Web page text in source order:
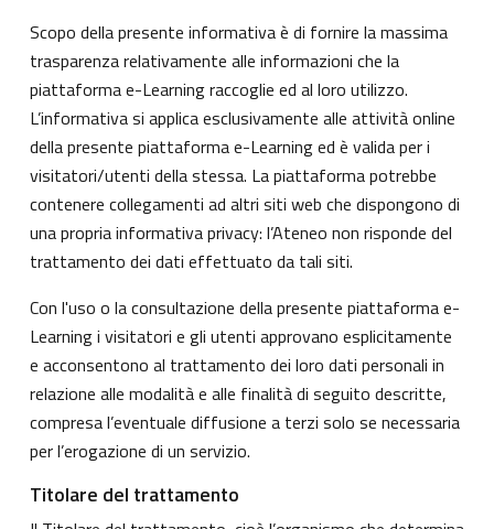
Scopo della presente informativa è di fornire la massima
trasparenza relativamente alle informazioni che la
piattaforma e-Learning raccoglie ed al loro utilizzo.
L’informativa si applica esclusivamente alle attività online
della presente piattaforma e-Learning ed è valida per i
visitatori/utenti della stessa. La piattaforma potrebbe
contenere collegamenti ad altri siti web che dispongono di
una propria informativa privacy: l’Ateneo non risponde del
trattamento dei dati effettuato da tali siti.
Con l'uso o la consultazione della presente piattaforma e-
Learning i visitatori e gli utenti approvano esplicitamente
e acconsentono al trattamento dei loro dati personali in
relazione alle modalità e alle finalità di seguito descritte,
compresa l’eventuale diffusione a terzi solo se necessaria
per l’erogazione di un servizio.
Titolare del trattamento